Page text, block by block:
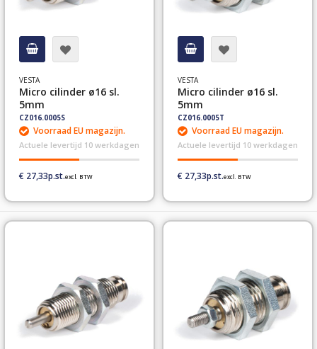
VESTA
Micro cilinder ø16 sl.
5mm
CZ016.0005S
Voorraad EU magazijn.
Actuele levertijd 10 werkdagen
€ 27,33
VESTA
Micro cilinder ø16 sl.
5mm
CZ016.0005T
Voorraad EU magazijn.
Actuele levertijd 10 werkdagen
€ 27,33